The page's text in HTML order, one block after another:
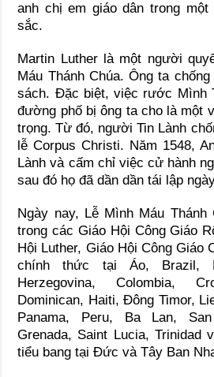
anh chị em giáo dân trong
sắc.
Martin Luther là một người
Máu Thánh Chúa. Ông ta
sách. Đặc biệt, việc rước Mình
đường phố bị ông ta cho là một
trọng. Từ đó, người Tin Lành
lễ Corpus Christi. Năm 1548,
Lành và cấm chỉ việc cử hành
sau đó họ đã dần dần tái lập
Ngày nay, Lễ Mình Máu
trong các Giáo Hội Công Giáo
Hội Luther, Giáo Hội Công Giáo
chính thức tại Áo, Brazil,
Herzegovina, Colombia,
Dominican, Haiti, Đông Timor,
Panama, Peru, Ba Lan,
Grenada, Saint Lucia, Trinidad
tiểu bang tại Đức và Tây Ban